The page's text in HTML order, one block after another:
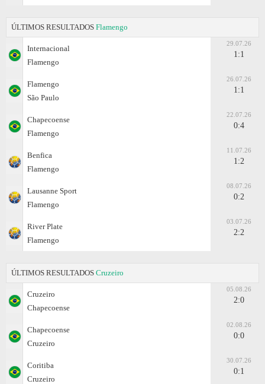
ÚLTIMOS RESULTADOS Flamengo
Internacional
Flamengo
29.07.26
1:1
Flamengo
São Paulo
26.07.26
1:1
Chapecoense
Flamengo
22.07.26
0:4
Benfica
Flamengo
11.07.26
1:2
Lausanne Sport
Flamengo
08.07.26
0:2
River Plate
Flamengo
03.07.26
2:2
ÚLTIMOS RESULTADOS Cruzeiro
Cruzeiro
Chapecoense
05.08.26
2:0
Chapecoense
Cruzeiro
02.08.26
0:0
Coritiba
Cruzeiro
30.07.26
0:1